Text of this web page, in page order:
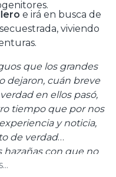
e irá en busca de
viviendo
que los grandes
dejaron, cuán breve
en ellos pasó,
tiempo que por nos
y noticia,
de verdad
con que no
memoria a